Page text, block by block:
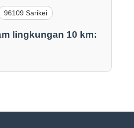
96109 Sarikei
lingkungan 10 km: